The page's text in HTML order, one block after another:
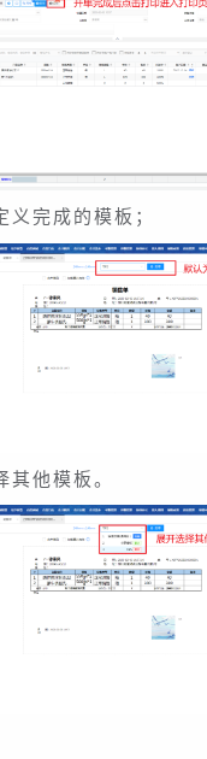
义完成的模板；
其他模板。